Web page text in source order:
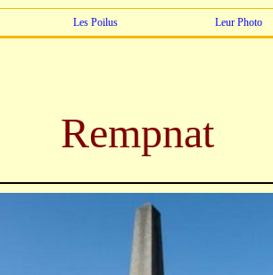
Les Poilus Leur Photo
Rempnat